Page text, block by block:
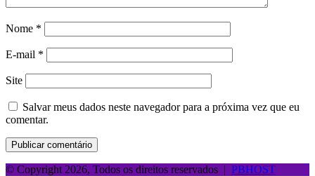
Nome *
E-mail *
Site
Salvar meus dados neste navegador para a próxima vez que eu
comentar.
© Copyright 2026, Todos os direitos reservados | PBHOST